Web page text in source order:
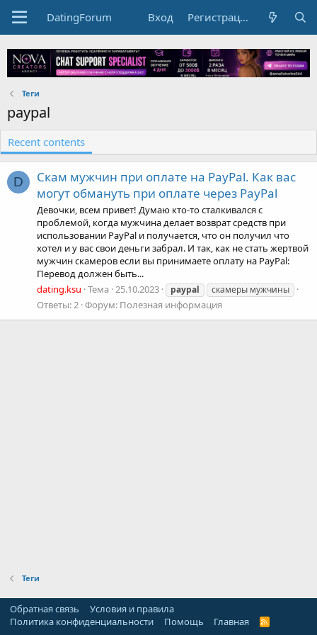
DatingForum Вход Регистрация
Теги
paypal
Recent contents
D
Скам мужчин при оплате на PayPal. Как вас
могут обмануть при оплате через PayPal
Девочки, всем привет! Думаю кто-то сталкивался с
проблемой, когда мужчина делает возврат средств при
использовании PayPal и получается, что он получил что
хотел и у вас свои деньги забрал. И так, как не стать жертвой
мужчин скамеров если вы принимаете оплату на PayPal:
Перевод должен быть...
dating.ksu Тема 25.10.2023 paypal скамеры мужчины
Ответы: 2 Форум: Полезная информация
Теги
Обратная связь
Условия и правила
Политика конфиденциальности
Помощь Главная
R